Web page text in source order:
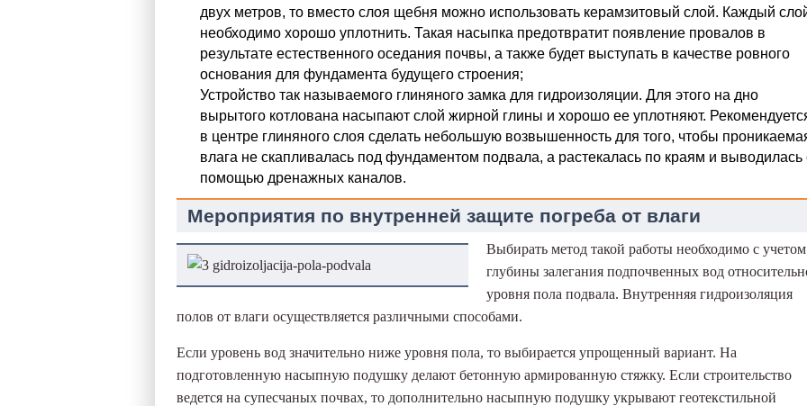
двух метров, то вместо слоя щебня можно использовать керамзитовый слой. Каждый
необходимо хорошо уплотнить. Такая насыпка предотвратит появление провалов в
результате естественного оседания почвы, а также будет выступать в качестве ровного
основания для фундамента будущего строения;
Устройство так называемого глиняного замка для гидроизоляции. Для этого на дно
вырытого котлована насыпают слой жирной глины и хорошо ее уплотняют.
в центре глиняного слоя сделать небольшую возвышенность для того, чтобы
влага не скапливалась под фундаментом подвала, а растекалась по краям и выводилась
помощью дренажных каналов.
Мероприятия по внутренней защите погреба от влаги
Выбирать метод такой работы необходимо с учетом
глубины залегания подпочвенных вод
уровня пола подвала. Внутренняя гидроизоляция
полов от влаги осуществляется различными способами.
Если уровень вод значительно ниже уровня пола, то выбирается упрощенный вариант. На
подготовленную насыпную подушку делают бетонную армированную стяжку. Если строительство
ведется на супесчаных почвах, то дополнительно насыпную подушку укрывают геотекстильной